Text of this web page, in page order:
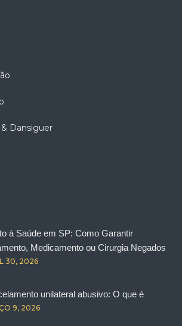
Dansiguer
à Saúde em SP: Como Garantir
Medicamento ou Cirurgia Negados
30, 2026
unilateral abusivo: O que é
9, 2026